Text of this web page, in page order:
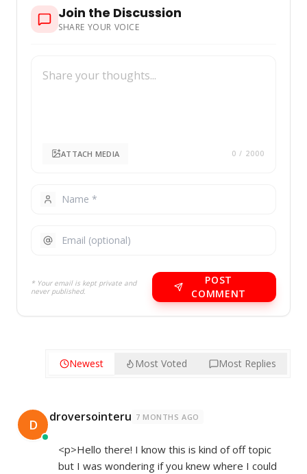
Join the Discussion
SHARE YOUR VOICE
ATTACH MEDIA 0 / 2000
* Your email is kept private and
never published.
POST
COMMENT
Newest Most Voted Most Replies
D droversointeru 7 MONTHS AGO
<p>Hello there! I know this is kind of off topic
but I was wondering if you knew where I could